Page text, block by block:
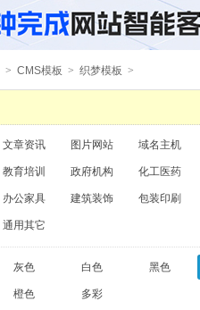
> CMS模板 > 织梦模板 >
文章资讯 图片网站 域名主机
教育培训 政府机构 化工医药
办公家具 建筑装饰 包装印刷
通用其它
灰色 白色 黑色
橙色 多彩